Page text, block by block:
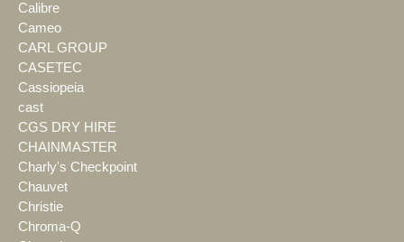
Calibre
Cameo
CARL GROUP
CASETEC
Cassiopeia
cast
CGS DRY HIRE
CHAINMASTER
Charly's Checkpoint
Chauvet
Christie
Chroma-Q